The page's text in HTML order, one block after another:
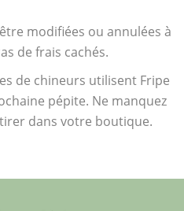
modifiées ou annulées à
de frais cachés.
de chineurs utilisent Fripe
pépite. Ne manquez
dans votre boutique.